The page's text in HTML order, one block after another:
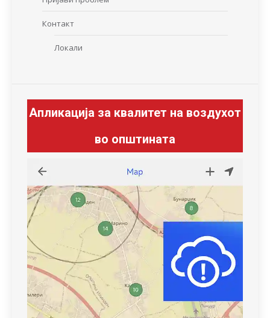
Контакт
Локали
Апликација за квалитет на воздухот
во општината